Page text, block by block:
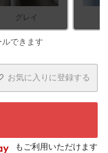
グレイ
お気に入りに登録する
もご利用いただけます